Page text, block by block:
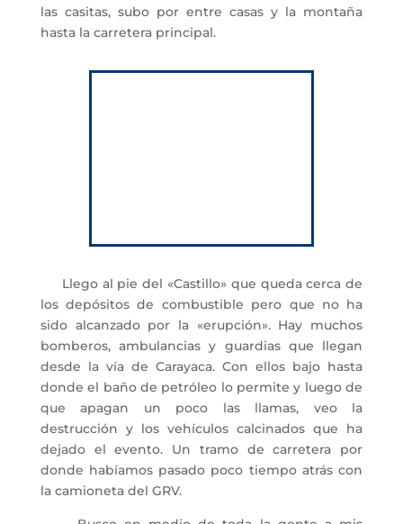
las casitas, subo por entre casas y la montaña
hasta la carretera principal.
Llego al pie del «Castillo» que queda cerca de
los depósitos de combustible pero que no ha
sido alcanzado por la «erupción». Hay muchos
bomberos, ambulancias y guardias que llegan
desde la vía de Carayaca. Con ellos bajo hasta
donde el baño de petróleo lo permite y luego de
que apagan un poco las llamas, veo la
destrucción y los vehículos calcinados que ha
dejado el evento. Un tramo de carretera por
donde habíamos pasado poco tiempo atrás con
la camioneta del GRV.